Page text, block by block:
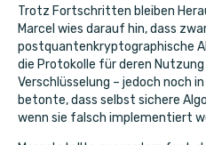
Trotz Fortschritten bleiben
Marcel wies darauf hin, dass
postquantenkryptographische
die Protokolle für deren
Verschlüsselung – jedoch noch
betonte, dass selbst sichere
wenn sie falsch implementiert